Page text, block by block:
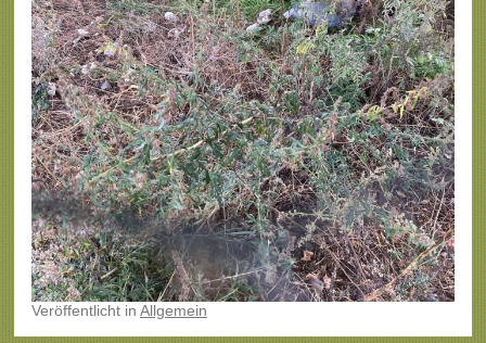
Veröffentlicht in Allgemein